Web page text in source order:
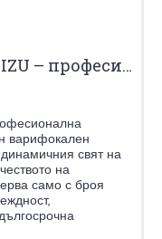
Hikvision DS-2CD1643G2-LIZU – професионална интелигентна камера с моторизиран варифокален обектив и цветно нощно виждане
варифокален
свят на
на
само с броя